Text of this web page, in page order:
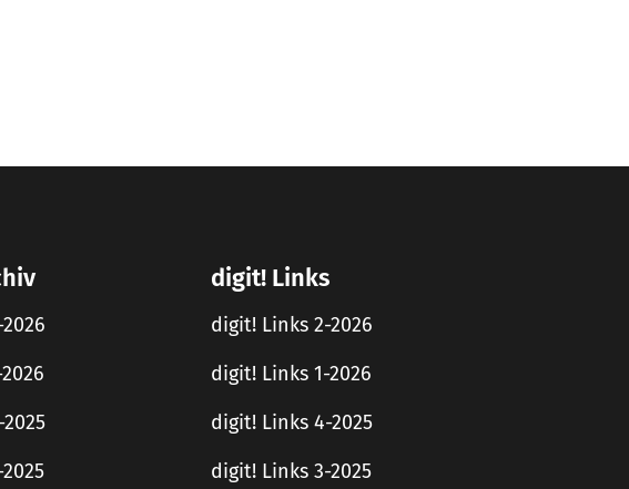
digit! Links
digit! Links 2-2026
digit! Links 1-2026
digit! Links 4-2025
digit! Links 3-2025